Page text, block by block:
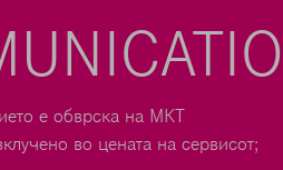
е обврска на МКТ
во цената на сервисот;